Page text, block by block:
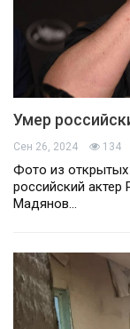
Умер
Сен 26, 2024 134
Фото из открытых
российский
Мадянов…